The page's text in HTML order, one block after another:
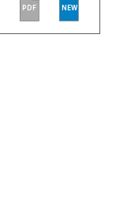
PDF NEW